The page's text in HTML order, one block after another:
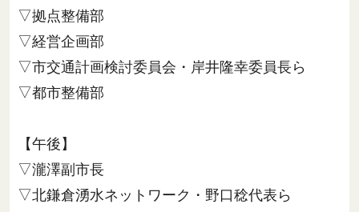
▽拠点整備部
▽経営企画部
▽市交通計画検討委員会・岸井隆幸委員長ら
▽都市整備部
【午後】
▽瀧澤副市長
▽北鎌倉湧水ネットワーク・野口稔代表ら